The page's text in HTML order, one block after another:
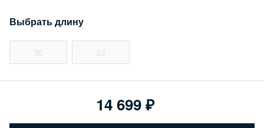
Выбрать длину
30 32
14 699